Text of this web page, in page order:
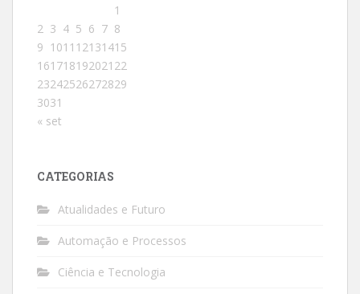
1
2 3 4 5 6 7 8
9 1011 12131415
161718192021 22
23242526272829
3031
« set
CATEGORIAS
Atualidades e Futuro
Automação e Processos
Ciência e Tecnologia